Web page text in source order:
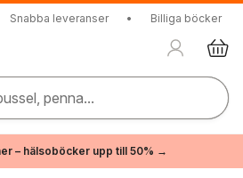
Snabba leveranser • Billiga böcker
penna...
– hälsoböcker upp till 50% →